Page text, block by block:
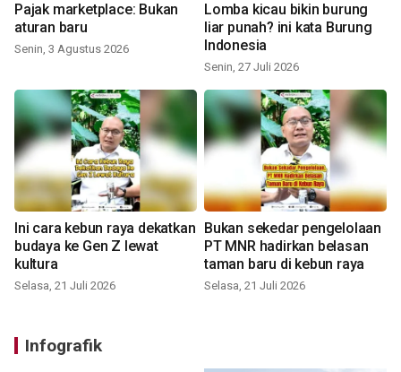
Pajak marketplace: Bukan
aturan baru
Senin, 3 Agustus 2026
Lomba kicau bikin burung
liar punah? ini kata Burung
Indonesia
Senin, 27 Juli 2026
Ini cara kebun raya dekatkan
budaya ke Gen Z lewat
kultura
Selasa, 21 Juli 2026
Bukan sekedar pengelolaan
PT MNR hadirkan belasan
taman baru di kebun raya
Selasa, 21 Juli 2026
Infografik